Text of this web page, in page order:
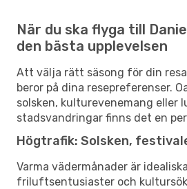
När du ska flyga till
den bästa upplevelsen
Att välja rätt säsong för din
beror på dina resepreferenser.
solsken, kulturevenemang eller
stadsvandringar finns det en
Högtrafik: Solsken,
Varma vädermånader är
friluftsentusiaster och